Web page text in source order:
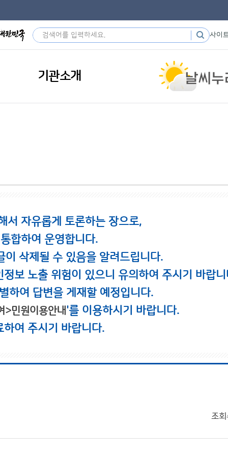
사이
기관소개
서 자유롭게 토론하는 장으로,
합하여 운영합니다.
삭제될 수 있음을 알려드립니다.
보 노출 위험이 있으니 유의하여 주시기 바랍니
하여 답변을 게재할 예정입니다.
>민원이용안내'를 이용하시기 바랍니다.
여 주시기 바랍니다.
조회